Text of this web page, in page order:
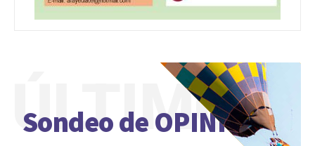
Sondeo de OPINIÓN
ÚLTIMO